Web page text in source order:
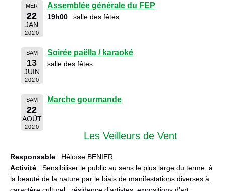
MER
22
JAN
2020
Assemblée générale du FEP
19h00 salle des fêtes
SAM
13
JUIN
2020
Soirée paëlla / karaoké
salle des fêtes
SAM
22
AOÛT
2020
Marche gourmande
Les Veilleurs de Vent
Responsable : Héloïse BENIER
Activité : Sensibiliser le public au sens le plus large du terme, à
la beauté de la nature par le biais de manifestations diverses à